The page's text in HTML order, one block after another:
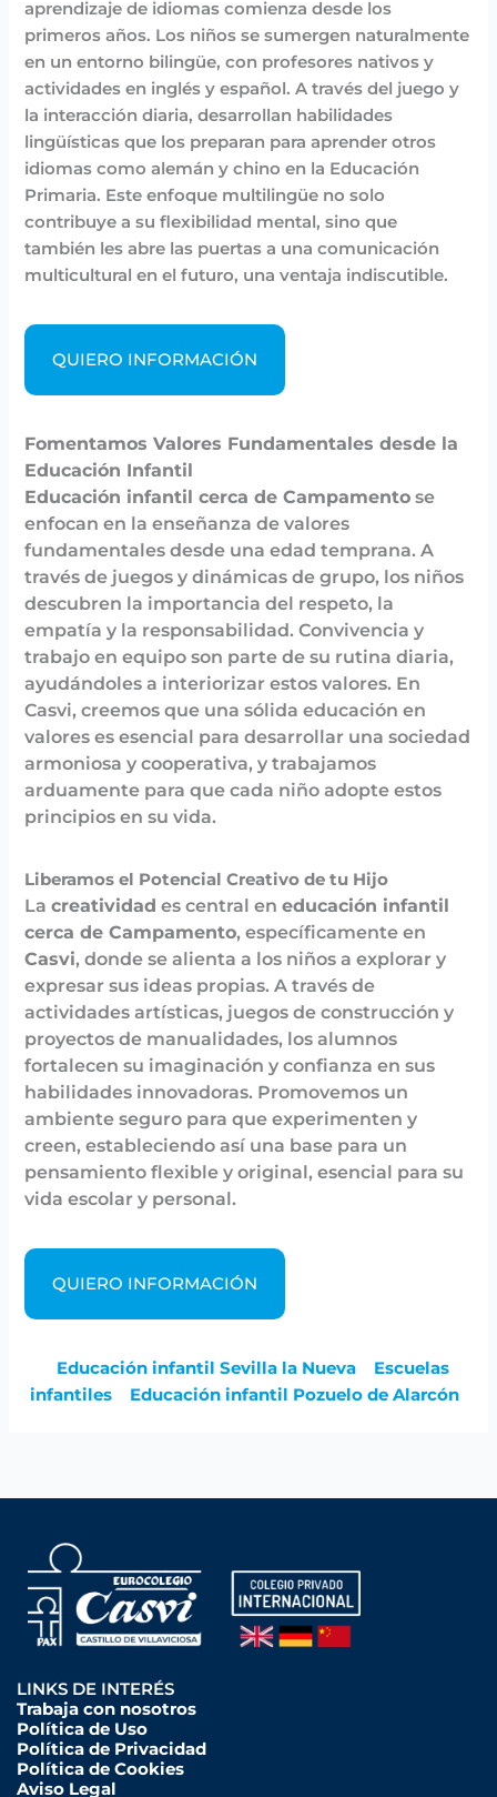
aprendizaje de idiomas comienza desde los
primeros años. Los niños se sumergen naturalmente
en un entorno bilingüe, con profesores nativos y
actividades en inglés y español. A través del juego y
la interacción diaria, desarrollan habilidades
lingüísticas que los preparan para aprender otros
idiomas como alemán y chino en la Educación
Primaria. Este enfoque multilingüe no solo
contribuye a su flexibilidad mental, sino que
también les abre las puertas a una comunicación
multicultural en el futuro, una ventaja indiscutible.
QUIERO INFORMACIÓN
Fomentamos Valores Fundamentales desde la
Educación Infantil
Educación infantil cerca de Campamento se
enfocan en la enseñanza de valores
fundamentales desde una edad temprana. A
través de juegos y dinámicas de grupo, los niños
descubren la importancia del respeto, la
empatía y la responsabilidad. Convivencia y
trabajo en equipo son parte de su rutina diaria,
ayudándoles a interiorizar estos valores. En
Casvi, creemos que una sólida educación en
valores es esencial para desarrollar una sociedad
armoniosa y cooperativa, y trabajamos
arduamente para que cada niño adopte estos
principios en su vida.
Liberamos el Potencial Creativo de tu Hijo
Lacreatividad es central eneducación infantil
cerca de Campamento, específicamente en
Casvi, donde se alienta a los niños a explorar y
expresar sus ideas propias. A través de
actividades artísticas, juegos de construcción y
proyectos de manualidades, los alumnos
fortalecen su imaginación y confianza en sus
habilidades innovadoras. Promovemos un
ambiente seguro para que experimenten y
creen, estableciendo así una base para un
pensamiento flexible y original, esencial para su
vida escolar y personal.
QUIERO INFORMACIÓN
Educación infantil Sevilla la Nueva
Escuelas
infantiles
Educación infantil Pozuelo de Alarcón
LINKS DE INTERÉS
Trabaja con nosotros
Política de Uso
Política de Privacidad
Política de Cookies
Aviso Legal